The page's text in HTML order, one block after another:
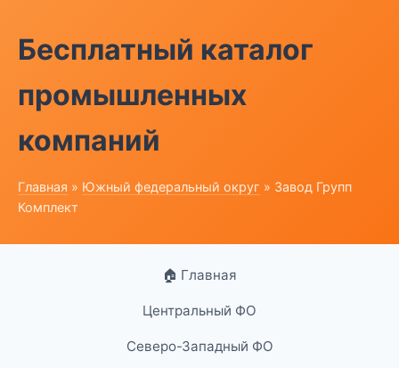
Бесплатный каталог
промышленных
компаний
Главная » Южный федеральный округ » Завод Групп
Комплект
🏠 Главная
Центральный ФО
Северо-Западный ФО